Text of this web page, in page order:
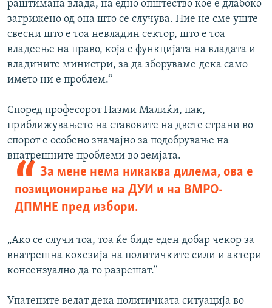
раштимана влада, на едно општество кое е длабоко
загрижено од она што се случува. Ние не сме уште
свесни што е тоа невладин сектор, што е тоа
владеење на право, која е функцијата на владата и
владините министри, за да зборуваме дека само
името ни е проблем.“
Според професорот Назми Малиќи, пак,
приближувањето на ставовите на двете страни во
спорот е особено значајно за подобрување на
внатрешните проблеми во земјата.
За мене нема никаква дилема, ова е
позиционирање на ДУИ и на ВМРО-
ДПМНЕ пред избори.
„Ако се случи тоа, тоа ќе биде еден добар чекор за
внатрешна кохезија на политичките сили и актери
консензуално да го разрешат.“
Упатените велат дека политичката ситуација во